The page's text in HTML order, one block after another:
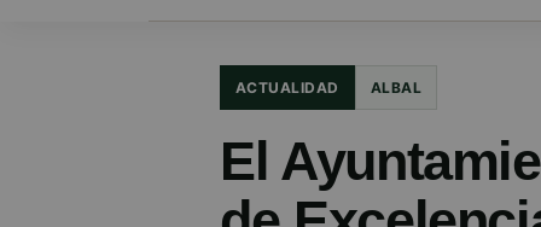
ACTUALIDAD ALBAL
El